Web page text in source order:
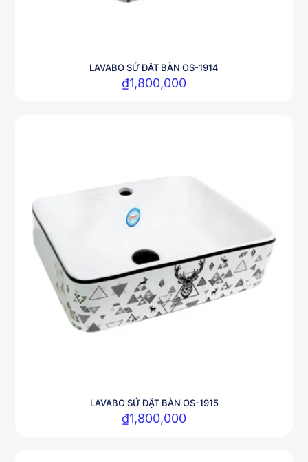
LAVABO SỨ ĐẶT BÀN OS-1914
₫1,800,000
LAVABO SỨ ĐẶT BÀN OS-1915
₫1,800,000